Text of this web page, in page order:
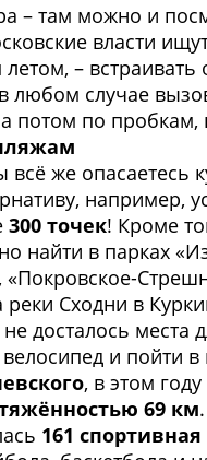
– там можно и
власти
–
любом случае
потом по пробкам,
же опасаетесь
например,
300 точек! Кроме
найти в парках
реки Сходни в
досталось места
и пойти
, в этом
69 км.
161 спортивная